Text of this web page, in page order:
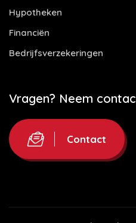
Hypotheken
Financiën
Bedrijfsverzekeringen
Vragen? Neem
Contact